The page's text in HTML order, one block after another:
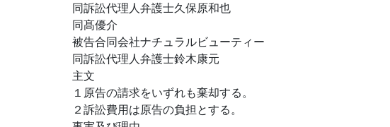
同訴訟代理人弁護士久保原和也
同髙優介
被告合同会社ナチュラルビューティー
同訴訟代理人弁護士鈴木康元
主文
１原告の請求をいずれも棄却する。
２訴訟費用は原告の負担とする。